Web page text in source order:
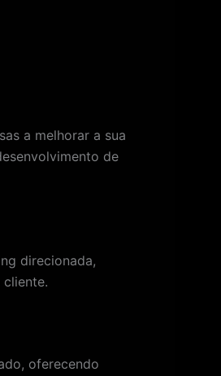
a melhorar a sua
de
direcionada,
oferecendo